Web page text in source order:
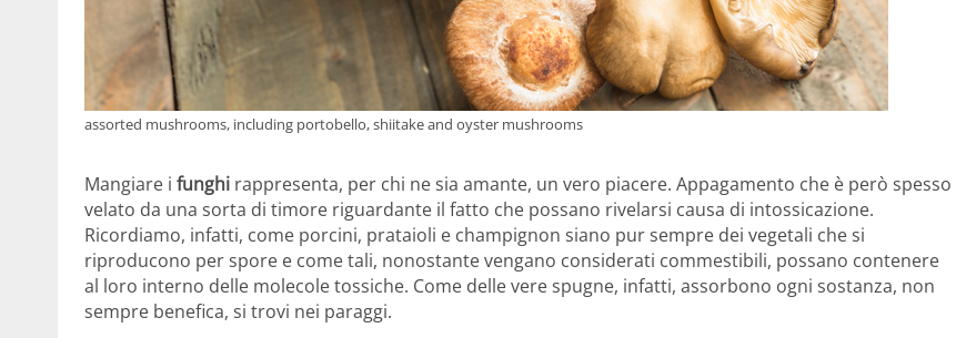
assorted mushrooms, including portobello, shiitake and oyster mushrooms
Mangiare i funghi rappresenta, per chi ne sia amante, un vero piacere. Appagamento che è però spesso
velato da una sorta di timore riguardante il fatto che possano rivelarsi causa di intossicazione.
Ricordiamo, infatti, come porcini, prataioli e champignon siano pur sempre dei vegetali che si
riproducono per spore e come tali, nonostante vengano considerati commestibili, possano contenere
al loro interno delle molecole tossiche. Come delle vere spugne, infatti, assorbono ogni sostanza, non
sempre benefica, si trovi nei paraggi.